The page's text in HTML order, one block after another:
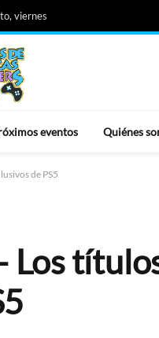
viernes
eventos Quiénes
de PS5
Los